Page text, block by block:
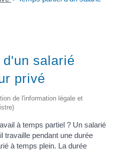
salarié
privé
de l'information légale et
à temps partiel ? Un salarié
travaille pendant une durée
à temps plein. La durée